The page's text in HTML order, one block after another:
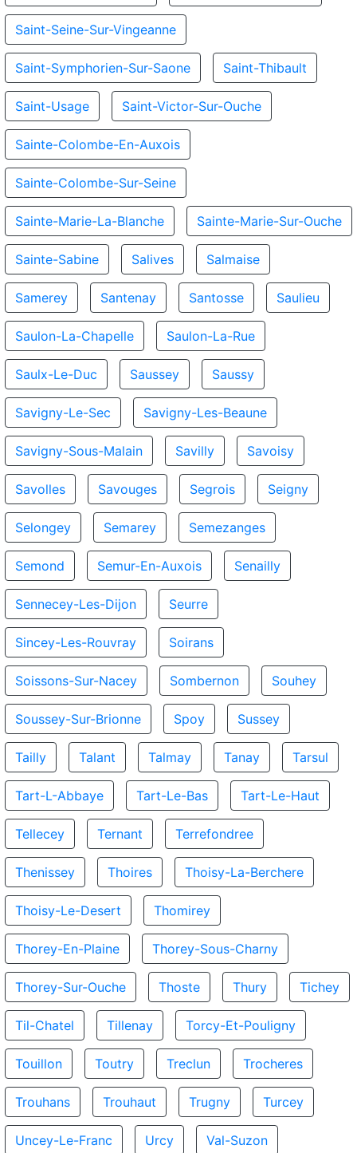
Saint-Seine-Sur-Vingeanne
Saint-Symphorien-Sur-Saone Saint-Thibault
Saint-Usage Saint-Victor-Sur-Ouche
Sainte-Colombe-En-Auxois
Sainte-Colombe-Sur-Seine
Sainte-Marie-La-Blanche Sainte-Marie-Sur-Ouche
Sainte-Sabine Salives Salmaise
Samerey Santenay Santosse Saulieu
Saulon-La-Chapelle Saulon-La-Rue
Saulx-Le-Duc Saussey Saussy
Savigny-Le-Sec Savigny-Les-Beaune
Savigny-Sous-Malain Savilly Savoisy
Savolles Savouges Segrois Seigny
Selongey Semarey Semezanges
Semond Semur-En-Auxois Senailly
Sennecey-Les-Dijon Seurre
Sincey-Les-Rouvray Soirans
Soissons-Sur-Nacey Sombernon Souhey
Soussey-Sur-Brionne Spoy Sussey
Tailly Talant Talmay Tanay Tarsul
Tart-L-Abbaye Tart-Le-Bas Tart-Le-Haut
Tellecey Ternant Terrefondree
Thenissey Thoires Thoisy-La-Berchere
Thoisy-Le-Desert Thomirey
Thorey-En-Plaine Thorey-Sous-Charny
Thorey-Sur-Ouche Thoste Thury Tichey
Til-Chatel Tillenay Torcy-Et-Pouligny
Touillon Toutry Treclun Trocheres
Trouhans Trouhaut Trugny Turcey
Uncey-Le-Franc Urcy Val-Suzon